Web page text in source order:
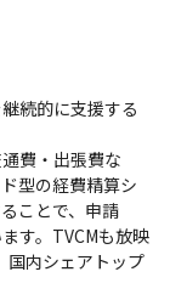
続的に支援する
費・出張費な
型の経費精算シ
ことで、申請
す。TVCMも放映
内シェアトップ